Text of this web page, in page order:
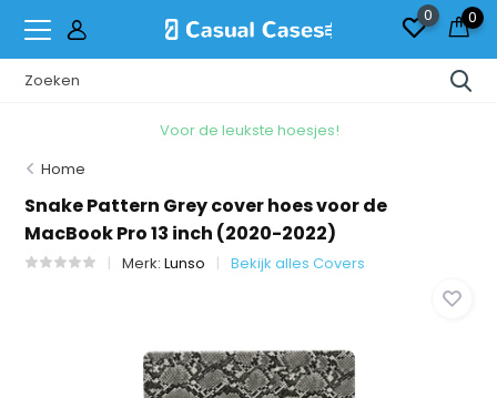
0 0
Voor de leukste hoesjes!
Home
Snake Pattern Grey cover hoes voor de
MacBook Pro 13 inch (2020-2022)
Merk:Lunso Bekijk alles Covers